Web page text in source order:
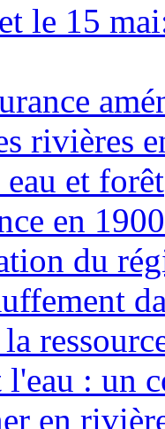
le 15
rivières
et forêt
en 1900
du
l'eau : un
en